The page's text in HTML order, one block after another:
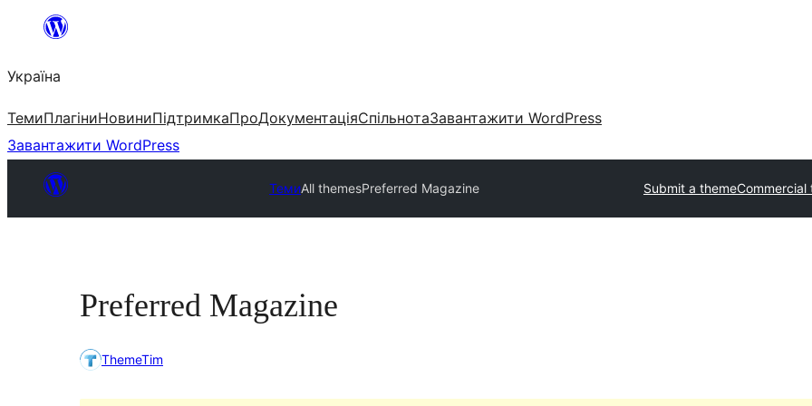
Перейти
вмісту
Україна
ТемиПлагіниНовиниПідтримкаПроДокументаціяСпільнотаЗавантажити WordPress
Завантажити WordPress
ТемиAll themesPreferred Magazine Submit a themeCommercial
Preferred Magazine
ThemeTim